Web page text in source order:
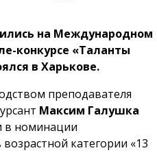
на Международном
конкурсе «Таланты
в Харькове.
преподавателя
Максим Галушка
в номинации
категории «13